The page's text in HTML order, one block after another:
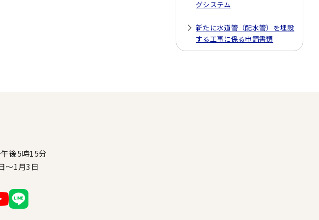
グシステム
新たに水道管（配水管）を埋設
する工事に係る申請書類
後5時15分
～1月3日